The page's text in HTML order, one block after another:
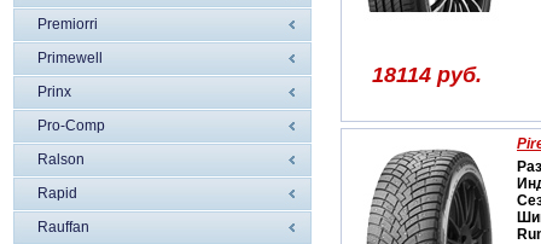
Premiorri
Primewell
Prinx
Pro-Comp
Ralson
Rapid
Rauffan
18114 руб.